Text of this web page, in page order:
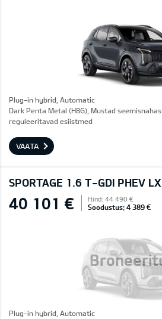
Plug-in hybrid, Automatic
Dark Penta Metal (H8G), Mustad
reguleeritavad esiistmed
VAATA
SPORTAGE 1.6 T-GDI PHEV
40 101 € Hind: 44 490 €
Soodustus: 4 389 €
Plug-in hybrid, Automatic